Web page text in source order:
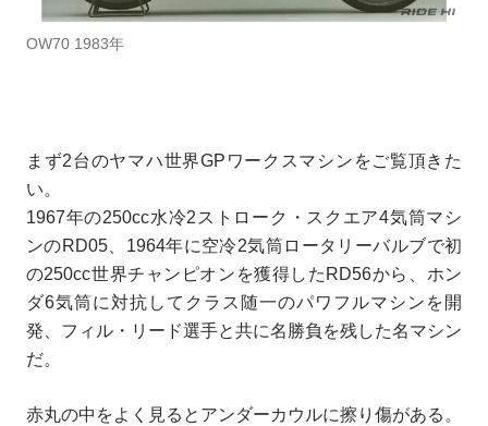
OW70 1983年
まず2台のヤマハ世界GPワークスマシンをご覧頂きた
い。
1967年の250cc水冷2ストローク・スクエア4気筒マシ
ンのRD05、1964年に空冷2気筒ロータリーバルブで初
の250cc世界チャンピオンを獲得したRD56から、ホン
ダ6気筒に対抗してクラス随一のパワフルマシンを開
発、フィル・リード選手と共に名勝負を残した名マシン
だ。
赤丸の中をよく見るとアンダーカウルに擦り傷がある。